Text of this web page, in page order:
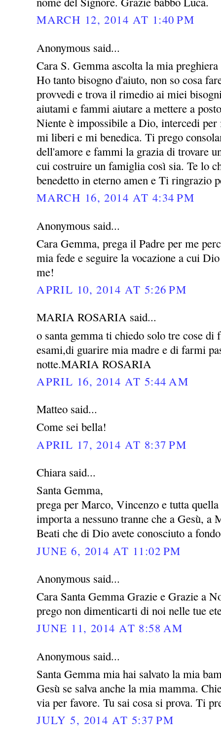
MARCH 12, 2014 AT 1:40 PM
Anonymous said...
Cara S. Gemma ascolta la mia
Ho tanto bisogno d'aiuto, non so cosa
provvedi e trova il rimedio ai miei
aiutami e fammi aiutare a mettere a
Niente è impossibile a Dio, intercedi per
mi liberi e mi benedica. Ti prego
dell'amore e fammi la grazia di trovare
cui costruire un famiglia così sia. Te lo
benedetto in eterno amen e Ti ringrazio
MARCH 16, 2014 AT 4:34 PM
Anonymous said...
Cara Gemma, prega il Padre per me
mia fede e seguire la vocazione a cui
me!
APRIL 10, 2014 AT 5:26 PM
MARIA ROSARIA said...
o santa gemma ti chiedo solo tre cose di
esami,di guarire mia madre e di farmi
notte.MARIA ROSARIA
APRIL 16, 2014 AT 5:44 AM
Matteo said...
Come sei bella!
APRIL 17, 2014 AT 8:37 PM
Chiara said...
Santa Gemma,
prega per Marco, Vincenzo e tutta
importa a nessuno tranne che a Gesù, a
Beati che di Dio avete conosciuto a
JUNE 6, 2014 AT 11:02 PM
Anonymous said...
Cara Santa Gemma Grazie e Grazie a
prego non dimenticarti di noi nelle tue
JUNE 11, 2014 AT 8:58 AM
Anonymous said...
Santa Gemma mia hai salvato la mia
Gesù se salva anche la mia mamma.
via per favore. Tu sai cosa si prova. Ti
JULY 5, 2014 AT 5:37 PM